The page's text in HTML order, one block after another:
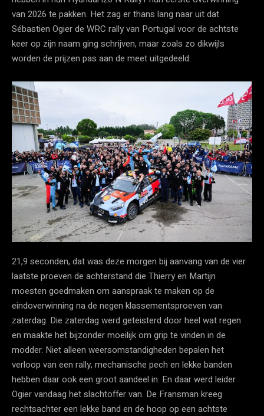
van 2026 te pakken. Het zag er thans lang naar uit dat
Sébastien Ogier de WRC rally van Portugal voor de achtste
keer op zijn naam ging schrijven, maar zoals zo dikwijls
worden de prijzen pas aan de meet uitgedeeld.
21,9 seconden, dat was deze morgen bij aanvang van de vier
laatste proeven de achterstand die Thierry en Martijn
moesten goedmaken om aanspraak te maken op de
eindoverwinning na de negen klassementsproeven van
zaterdag. Die zaterdag werd geteisterd door heel wat regen
en maakte het bijzonder moeilijk om grip te vinden in de
modder. Niet alleen weersomstandigheden bepalen het
verloop van een rally, mechanische pech en lekke banden
hebben daar ook een groot aandeel in. En daar werd leider
Ogier vandaag het slachtoffer van. De Fransman kreeg
rechtsachter een lekke band en de hoop op een achtste